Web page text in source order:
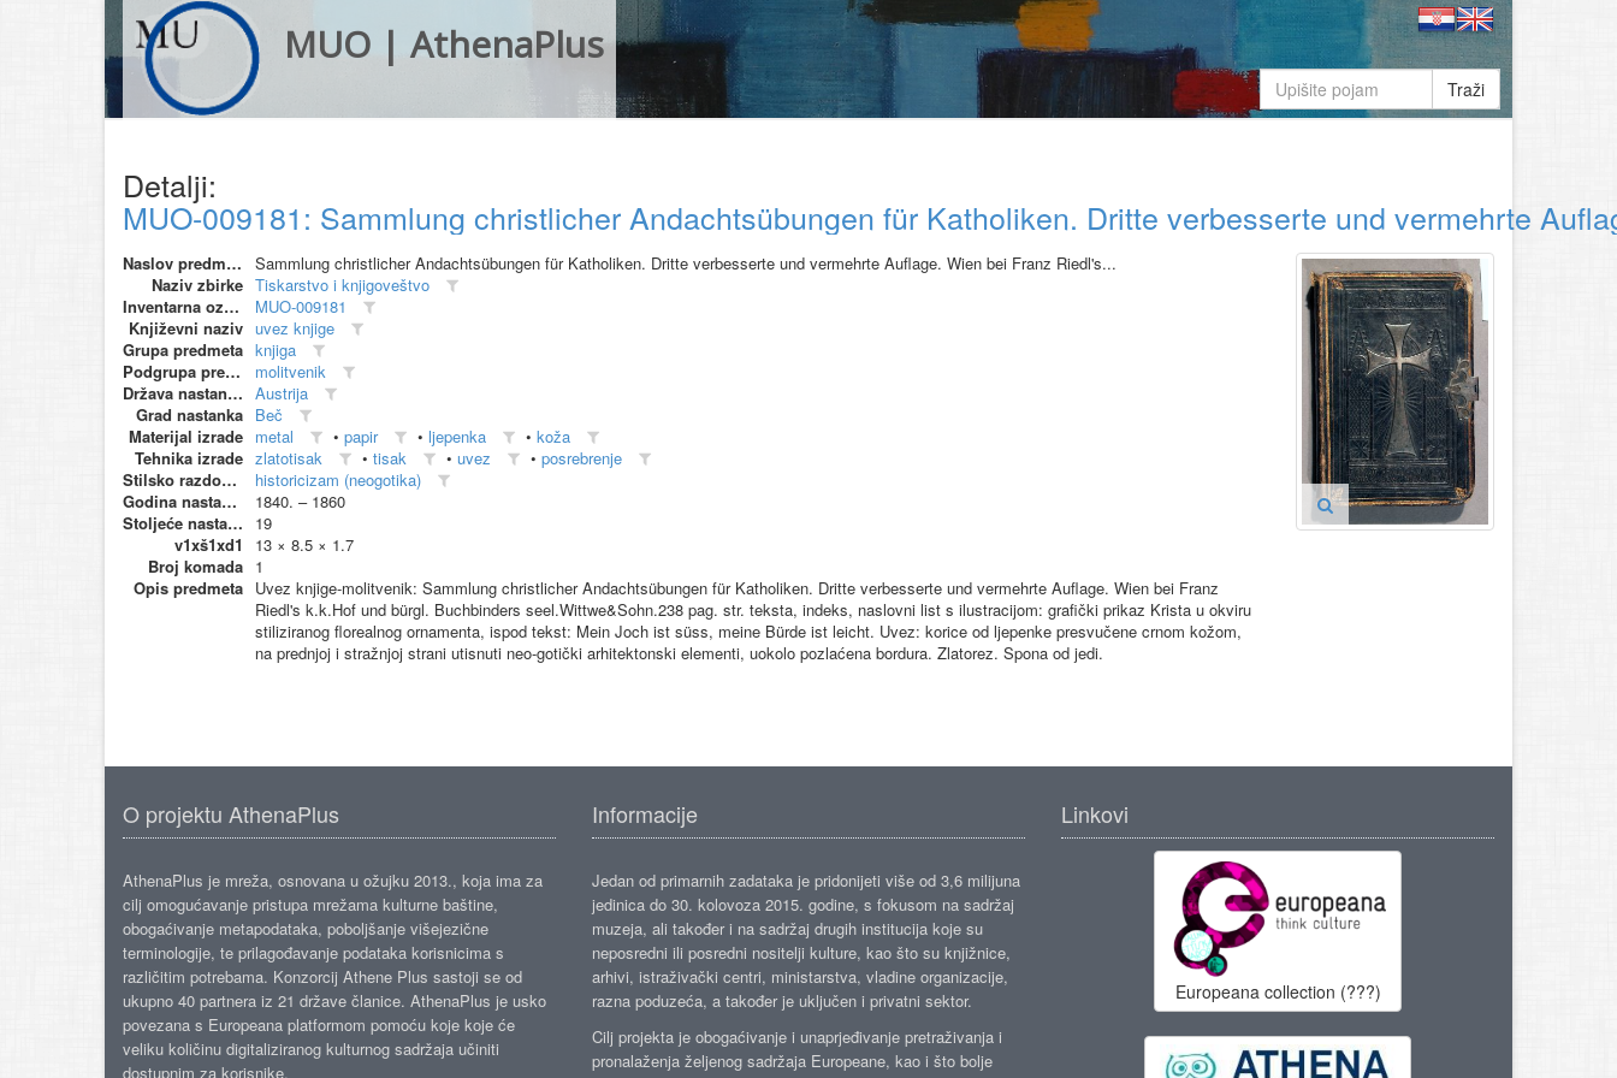
MUO | AthenaPlus
Traži
Detalji:
MUO-009181: Sammlung christlicher Andachtsübungen für Katholiken. Dritte verbesserte und vermehrte
Naslov predmeta
Sammlung christlicher Andachtsübungen für Katholiken. Dritte verbesserte und vermehrte Auflage. Wien bei Franz Riedl's...
Naziv zbirke Tiskarstvo i knjigoveštvo
Inventarna oznaka
MUO-009181
Književni naziv uvez knjige
Grupa predmeta knjiga
Podgrupa predmeta
molitvenik
Država nastanka Austrija
Grad nastanka Beč
Materijal izrade metal • papir • ljepenka • koža
Tehnika izrade zlatotisak • tisak • uvez • posrebrenje
Stilsko razdoblje
historicizam (neogotika)
Godina nastanka
1840. – 1860
Stoljeće nastanka
19
v1xš1xd1
13 × 8.5 × 1.7
Broj komada 1
Opis predmeta Uvez knjige-molitvenik: Sammlung christlicher Andachtsübungen für Katholiken. Dritte verbesserte und vermehrte Auflage. Wien bei Franz
Riedl's k.k.Hof und bürgl. Buchbinders seel.Wittwe&Sohn.238 pag. str. teksta, indeks, naslovni list s ilustracijom: grafički prikaz Krista u okviru
stiliziranog florealnog ornamenta, ispod tekst: Mein Joch ist süss, meine Bürde ist leicht. Uvez: korice od ljepenke presvučene crnom kožom,
na prednjoj i stražnjoj strani utisnuti neo-gotički arhitektonski elementi, uokolo pozlaćena bordura. Zlatorez. Spona od jedi.
O projektu AthenaPlus
AthenaPlus je mreža, osnovana u ožujku 2013., koja ima za
cilj omogućavanje pristupa mrežama kulturne baštine,
obogaćivanje metapodataka, poboljšanje višejezične
terminologije, te prilagođavanje podataka korisnicima s
različitim potrebama. Konzorcij Athene Plus sastoji se od
ukupno 40 partnera iz 21 države članice. AthenaPlus je usko
povezana s Europeana platformom pomoću koje koje će
veliku količinu digitaliziranog kulturnog sadržaja učiniti
dostupnim za korisnike.
Informacije
Jedan od primarnih zadataka je pridonijeti više od 3,6 milijuna
jedinica do 30. kolovoza 2015. godine, s fokusom na sadržaj
muzeja, ali također i na sadržaj drugih institucija koje su
neposredni ili posredni nositelji kulture, kao što su knjižnice,
arhivi, istraživački centri, ministarstva, vladine organizacije,
razna poduzeća, a također je uključen i privatni sektor.
Cilj projekta je obogaćivanje i unaprjeđivanje pretraživanja i
pronalaženja željenog sadržaja Europeane, kao i što bolje
Linkovi
Europeana collection (???)